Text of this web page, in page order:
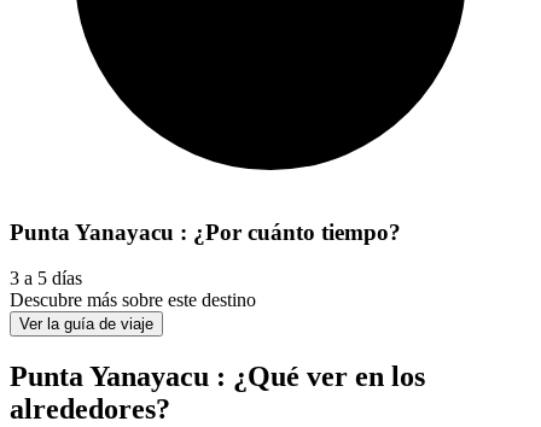
Punta Yanayacu : ¿Por cuánto tiempo?
3 a 5 días
Descubre más sobre este destino
Ver la guía de viaje
Punta Yanayacu : ¿Qué ver en los
alrededores?